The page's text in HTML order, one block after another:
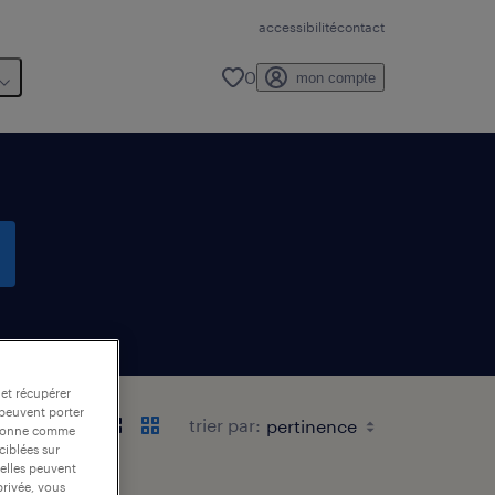
accessibilitécontact
0 mon compte
trier par:
récupérer
porter
comme
sur
peuvent
vous